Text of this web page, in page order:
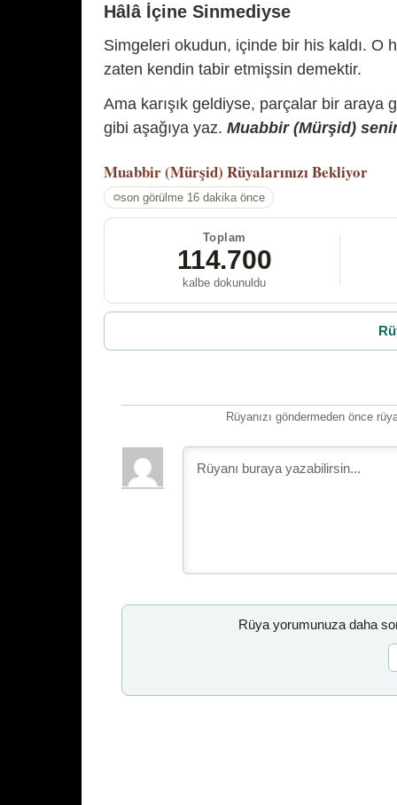
Hâlâ İçine Sinmediyse
Simgeleri okudun, içinde bir his kaldı. O
zaten kendin tabir etmişsin demektir.
Ama karışık geldiyse, parçalar bir araya
gibi aşağıya yaz. Muabbir (Mürşid)
Muabbir (Mürşid) Rüyalarınızı Bekliyor
son görülme 16 dakika önce
Toplam
114.700
kalbe dokunuldu
Rüyanızı göndermeden önce
Rüya yorumunuza daha